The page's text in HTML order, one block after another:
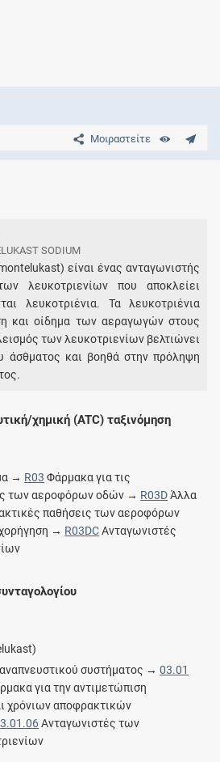
Μοιραστείτε
SODIUM
είναι ένας ανταγωνιστής
λευκοτριενίων που αποκλείει
λευκοτριένια. Τα λευκοτριένια
και οίδημα των αεραγωγών στους
των λευκοτριενίων βελτιώνει
άσθματος και βοηθά στην πρόληψη
χημική (ATC) ταξινόμηση
→ R03 Φάρμακα για τις
των αεροφόρων οδών → R03DΆλλα
παθήσεις των αεροφόρων
→ R03DCΑνταγωνιστές
συστήματος →03.01
για την αντιμετώπιση
χρόνιων αποφρακτικών
Ανταγωνιστές των